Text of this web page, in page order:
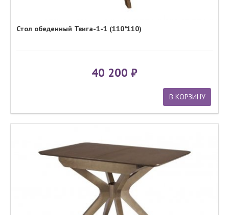
Стол обеденный Твига-1-1 (110*110)
40 200
В КОРЗИНУ